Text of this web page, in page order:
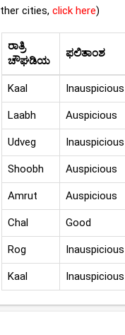
cities, click here)
ರಾತ್ರಿ
ಚೌಘಡಿಯ
ಫಲಿತಾಂಶ
Kaal Inauspicious
Laabh Auspicious
Udveg Inauspicious
Shoobh Auspicious
Amrut Auspicious
Chal Good
Rog Inauspicious
Kaal Inauspicious